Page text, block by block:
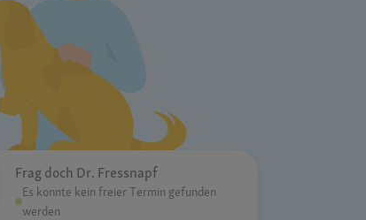
Frag doch Dr. Fressnapf
Es konnte kein freier Termin gefunden
werden